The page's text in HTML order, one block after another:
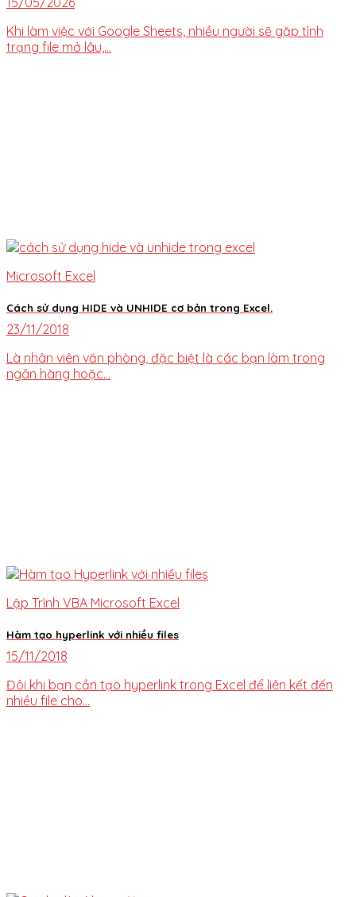
Khi làm việc với Google Sheets, nhiều người sẽ gặp tình
trạng file mở lâu,...
Microsoft Excel
Cách sử dụng HIDE và UNHIDE cơ bản trong Excel.
23/11/2018
Là nhân viên văn phòng, đặc biệt là các bạn làm trong
ngân hàng hoặc...
Lập Trình VBA Microsoft Excel
Hàm tạo hyperlink với nhiều files
15/11/2018
Đôi khi bạn cần tạo hyperlink trong Excel để liên kết đến
nhiều file cho...